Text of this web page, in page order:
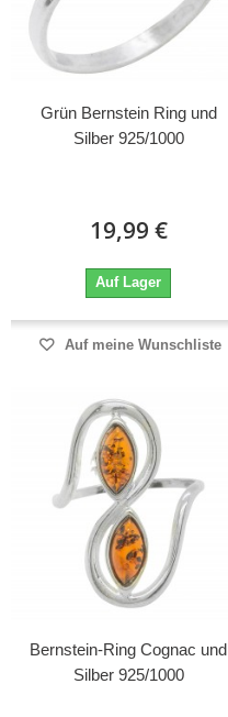
Grün Bernstein Ring und
Silber 925/1000
19,99 €
Auf Lager
Auf meine Wunschliste
Bernstein-Ring Cognac und
Silber 925/1000